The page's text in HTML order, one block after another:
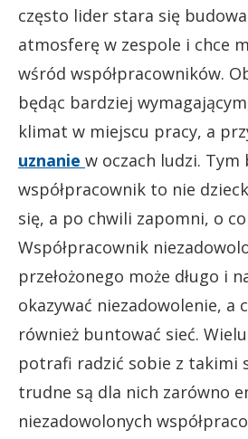
często lider stara się
atmosferę w zespole i chce
wśród współpracowników.
będąc bardziej
klimat w miejscu pracy, a
uznanie w oczach ludzi. Tym
współpracownik to nie
się, a po chwili zapomni, o co
Współpracownik
przełożonego może długo i
okazywać niezadowolenie, a
również buntować sieć.
potrafi radzić sobie z takimi
trudne są dla nich zarówno
niezadowolonych